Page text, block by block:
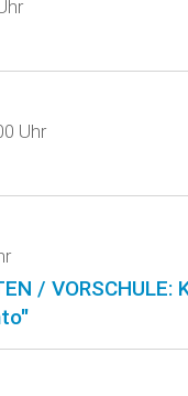
Uhr
/ VORSCHULE: